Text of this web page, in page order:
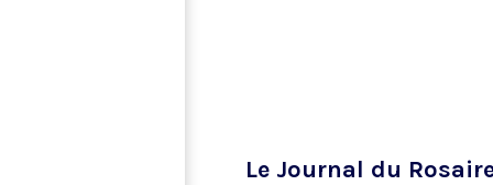
Le Journal du